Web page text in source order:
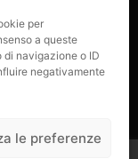
per
a queste
navigazione o ID
negativamente
le preferenze